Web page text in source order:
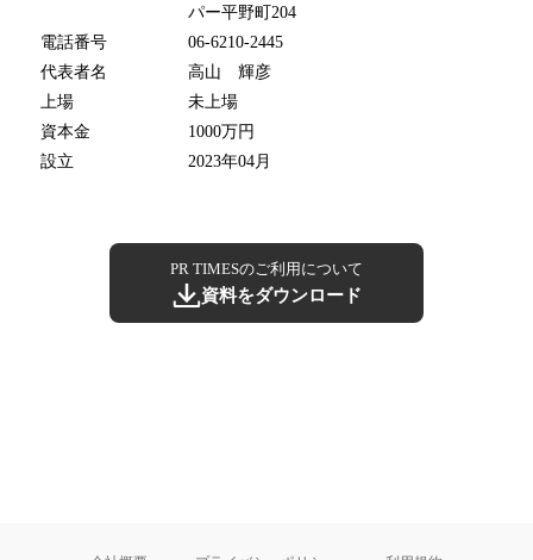
パー平野町204
電話番号
06-6210-2445
代表者名
高山 輝彦
上場
未上場
資本金
1000万円
設立
2023年04月
PR TIMESのご利用について
資料をダウンロード